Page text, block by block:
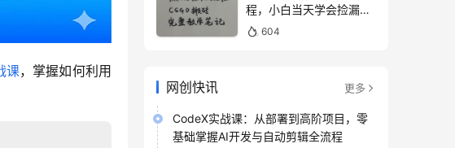
课，掌握如何利用
程，小白当天学会捡漏见
收益604
网创快讯 更多
CodeX实战课：从部署到高阶项目，零
基础掌握AI开发与自动剪辑全流程